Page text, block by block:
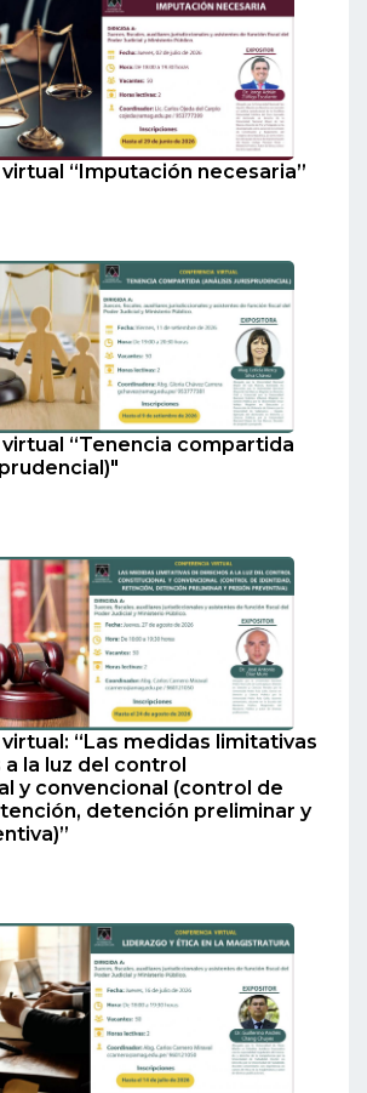
“Imputación necesaria”
“Tenencia compartida
“Las medidas limitativas
la luz del control
y convencional (control de
detención preliminar y